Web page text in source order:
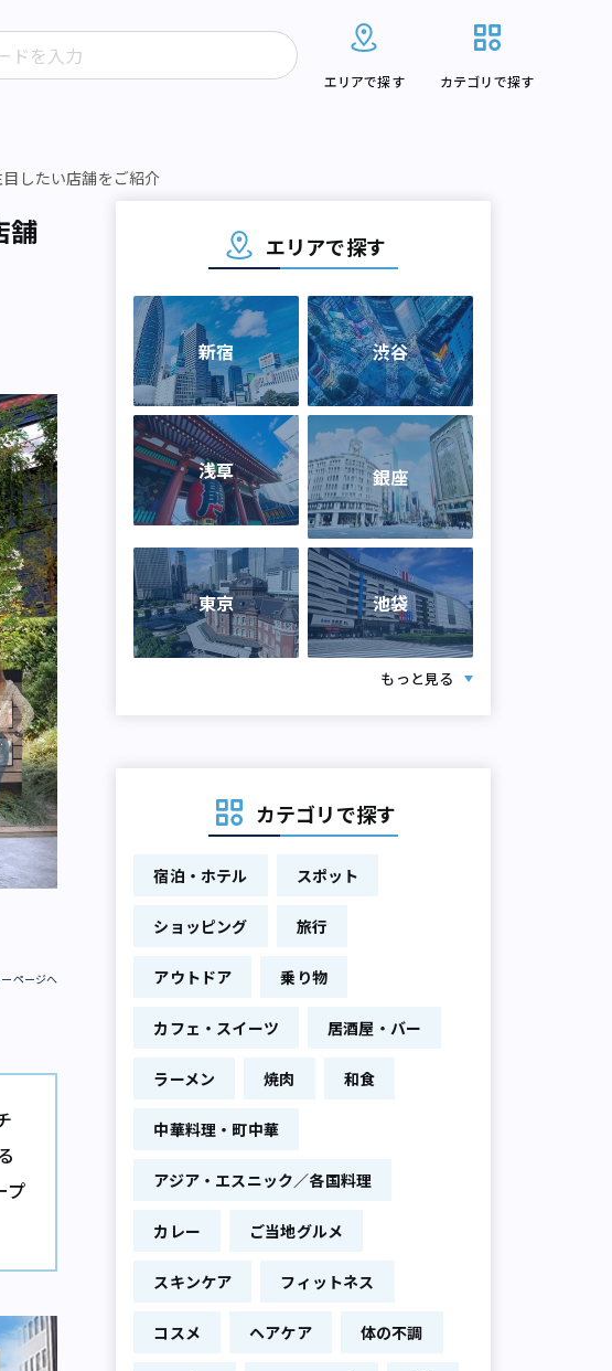
エリアで探す カテゴリで探す
したい店舗をご紹介
舗
ページへ
プ
エリアで探す
新宿 渋谷
浅草 銀座
東京 池袋
もっと見る
カテゴリで探す
宿泊・ホテル スポット
ショッピング 旅行
アウトドア 乗り物
カフェ・スイーツ 居酒屋・バー
ラーメン 焼肉 和食
中華料理・町中華
アジア・エスニック／各国料理
カレー ご当地グルメ
スキンケア フィットネス
コスメ ヘアケア 体の不調